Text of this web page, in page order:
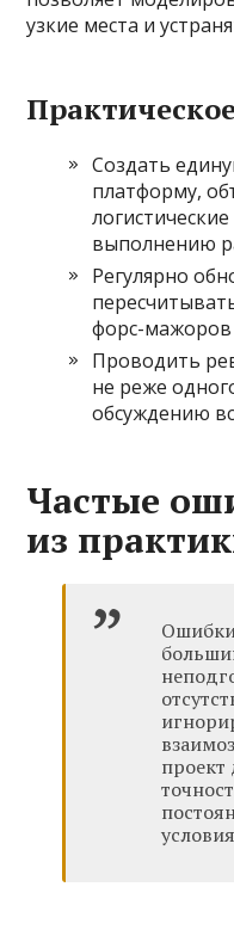
узкие места и
Создать
платформу,
выполнению
Регулярно
форс-мажоров
Проводить
не реже
обсуждению
Частые
из
проект